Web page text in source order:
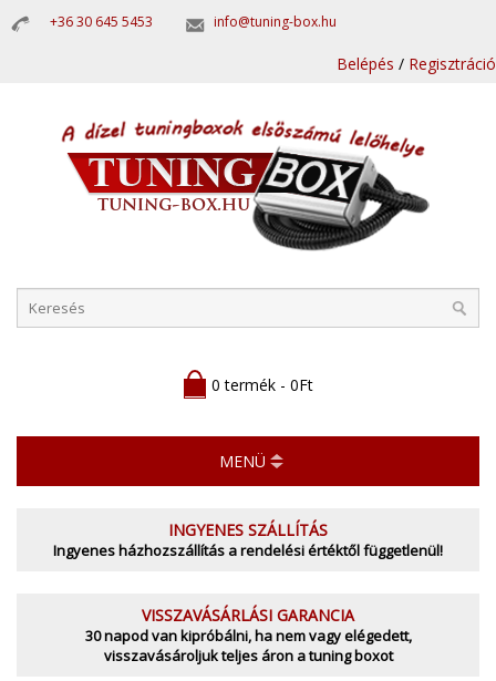
+36 30 645 5453 info@tuning-box.hu
Belépés / Regisztráció
0 termék - 0Ft
MENÜ
INGYENES SZÁLLÍTÁS
Ingyenes házhozszállítás a rendelési értéktől függetlenül!
VISSZAVÁSÁRLÁSI GARANCIA
30 napod van kipróbálni, ha nem vagy elégedett,
visszavásároljuk teljes áron a tuning boxot